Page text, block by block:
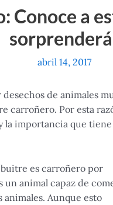
a
abril 14, 2017
de animales
carroñero. Por esta
la importancia que tiene
es carroñero por
un animal capaz de
Aunque esto